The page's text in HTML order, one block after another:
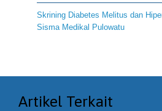
Skrining Diabetes Melitus dan
Sisma Medikal Pulowatu
Artikel Terkait